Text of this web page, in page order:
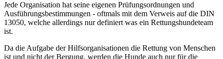
Jede Organisation hat seine eigenen Prüfungsordnungen und
Ausführungsbestimmungen - oftmals mit dem Verweis auf die DIN
13050, welche allerdings nur definiert was ein Rettungshundeteam
ist.
Da die Aufgabe der Hilfsorganisationen die Rettung von Menschen
ist und nicht der Bergung, werden die Hunde auch nur für die